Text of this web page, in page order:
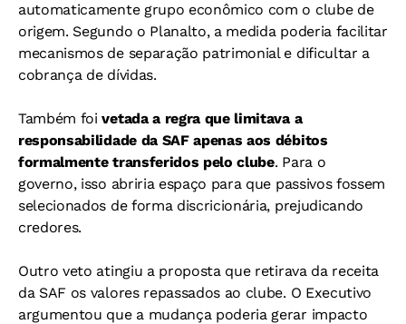
automaticamente grupo econômico com o clube de
origem. Segundo o Planalto, a medida poderia facilitar
mecanismos de separação patrimonial e dificultar a
cobrança de dívidas.
Também foivetada a regra que limitava a
responsabilidade da SAF apenas aos débitos
formalmente transferidos pelo clube. Para o
governo, isso abriria espaço para que passivos fossem
selecionados de forma discricionária, prejudicando
credores.
Outro veto atingiu a proposta que retirava da receita
da SAF os valores repassados ao clube. O Executivo
argumentou que a mudança poderia gerar impacto